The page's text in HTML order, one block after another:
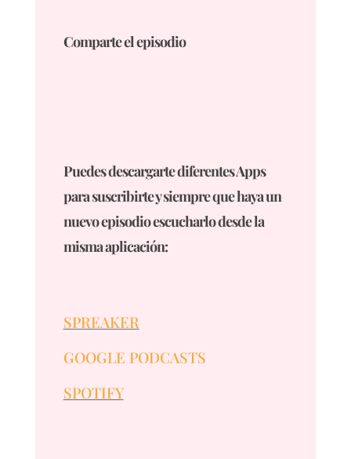
Comparte el episodio
Puedes descargarte diferentes Apps
para suscribirte y siempre que haya un
nuevo episodio escucharlo desde la
misma aplicación:
SPREAKER
GOOGLE PODCASTS
SPOTIFY